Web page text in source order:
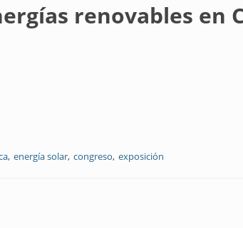
renovables en
energía solar congreso exposición
NOA